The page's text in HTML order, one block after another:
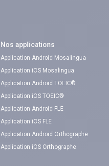
Nos applications
Application Android Mosalingua
Application iOS Mosalingua
Application Android TOEIC®
Application iOS TOEIC®
Application Android FLE
Application iOS FLE
Application Android Orthographe
Application iOS Orthographe